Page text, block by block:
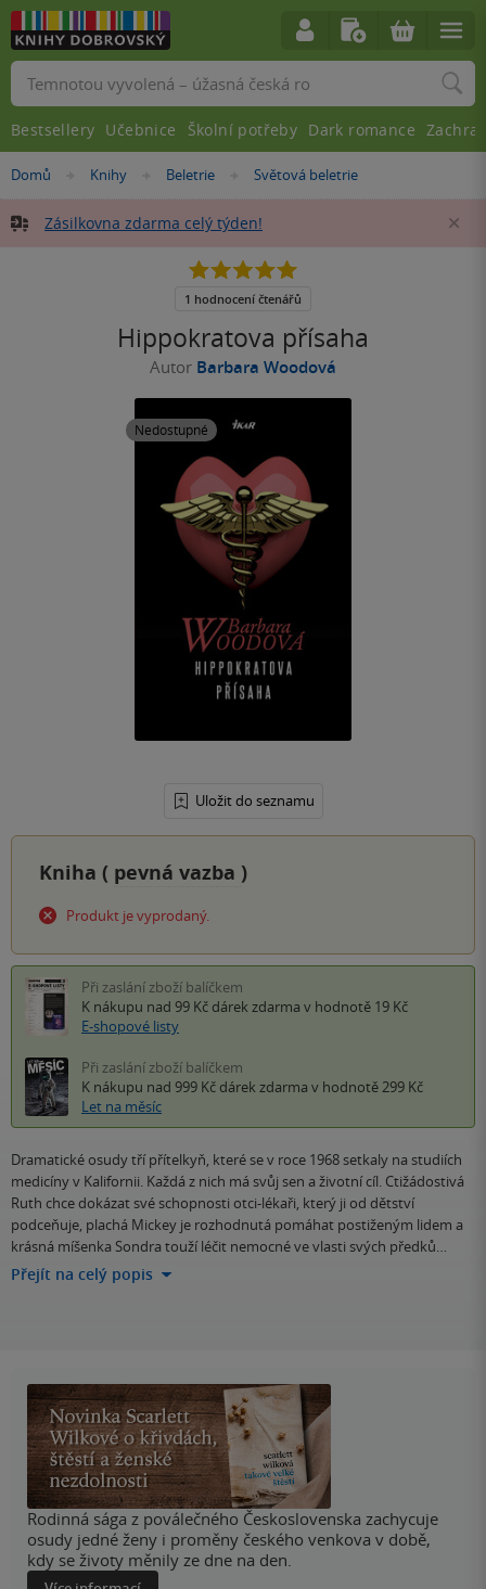
Nacházíte
zde:
Domů »
Knihy »
Beletrie »
Světová beletrie
Zásilkovna zdarma celý týden!
Hippokratova přísaha
Autor Barbara Woodová
Nedostupné
Uložit do seznamu
5.0
5
1 hodnocení čtenářů
Kniha ( pevná vazba )
Produkt je vyprodaný.
Při zaslání zboží balíčkem
K nákupu nad 99 Kč dárek zdarma v hodnotě 19 Kč
E-shopové listy
Při zaslání zboží balíčkem
K nákupu nad 999 Kč dárek zdarma v hodnotě 299 Kč
Let na měsíc
Dramatické osudy tří přítelkyň, které se v roce 1968 setkaly na studiích
medicíny v Kalifornii. Každá z nich má svůj sen a životní cíl. Ctižádostivá
Ruth chce dokázat své schopnosti otci-lékaři, který ji od dětství
podceňuje, plachá Mickey je rozhodnutá pomáhat postiženým lidem a
krásná míšenka Sondra touží léčit nemocné ve vlasti svých předků…
Přejít na celý popis
Rodinná sága z poválečného Československa zachycuje
osudy jedné ženy i proměny českého venkova v době,
kdy se životy měnily ze dne na den.
Vyhledávání
Bestsellery Učebnice Školní potřeby Dark romance